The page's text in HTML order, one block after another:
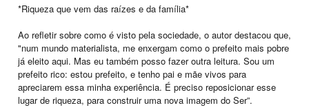
*Riqueza que vem das raízes e da família*
Ao refletir sobre como é visto pela sociedade, o autor destacou que,
"num mundo materialista, me enxergam como o prefeito mais pobre
já eleito aqui. Mas eu também posso fazer outra leitura. Sou um
prefeito rico: estou prefeito, e tenho pai e mãe vivos para
apreciarem essa minha experiência. É preciso reposicionar esse
lugar de riqueza, para construir uma nova imagem do Ser”.